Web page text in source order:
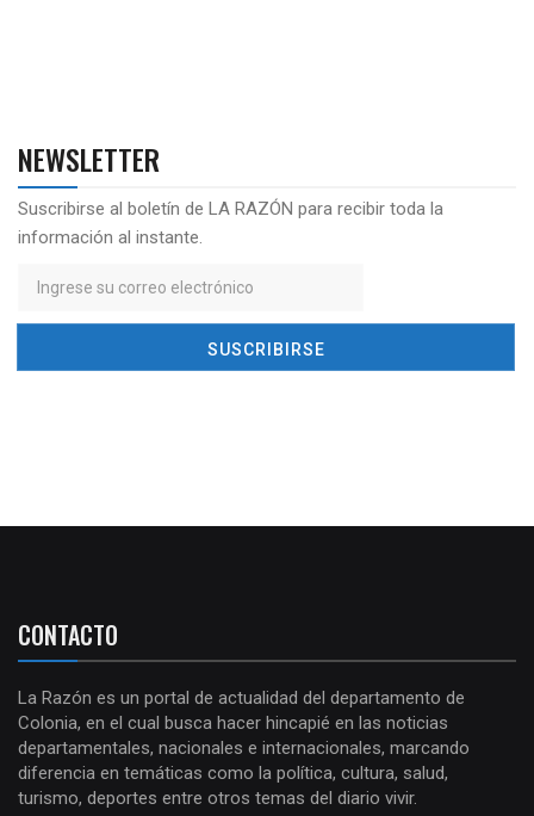
NEWSLETTER
Suscribirse al boletín de LA RAZÓN para recibir toda la
información al instante.
CONTACTO
La Razón es un portal de actualidad del departamento de
Colonia, en el cual busca hacer hincapié en las noticias
departamentales, nacionales e internacionales, marcando
diferencia en temáticas como la política, cultura, salud,
turismo, deportes entre otros temas del diario vivir.